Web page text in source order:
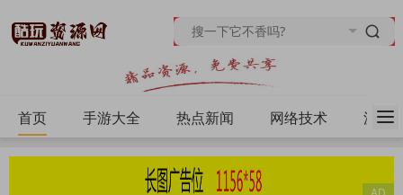
首页 手游大全 热点新闻 网络技术 源码